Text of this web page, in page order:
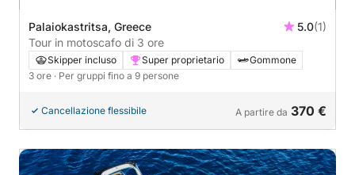
Palaiokastritsa, Greece 5.0(1)
Tour in motoscafo di 3 ore
Skipper incluso Super proprietario
Gommone
3 ore · Per gruppi fino a 9 persone
Cancellazione flessibile A partire da 370 €